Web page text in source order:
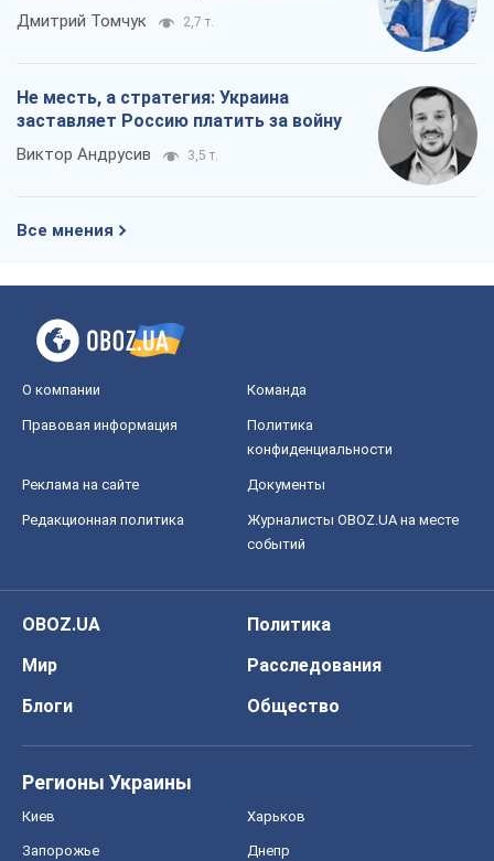
Дмитрий Томчук 2,7 т.
Не месть, а стратегия: Украина
заставляет Россию платить за войну
Виктор Андрусив 3,5 т.
Все мнения
О компании Команда
Правовая информация
Политика
конфиденциальности
Реклама на сайте Документы
Редакционная политика
Журналисты OBOZ.UA на месте
событий
OBOZ.UA
Политика
Мир
Расследования
Блоги
Общество
Регионы Украины
Киев Харьков
Запорожье Днепр